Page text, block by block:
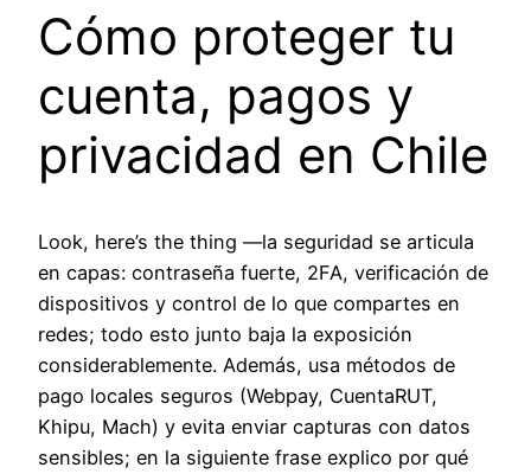
Cómo proteger tu
cuenta, pagos y
privacidad en Chile
Look, here’s the thing —la seguridad se articula
en capas: contraseña fuerte, 2FA, verificación de
dispositivos y control de lo que compartes en
redes; todo esto junto baja la exposición
considerablemente. Además, usa métodos de
pago locales seguros (Webpay, CuentaRUT,
Khipu, Mach) y evita enviar capturas con datos
sensibles; en la siguiente frase explico por qué